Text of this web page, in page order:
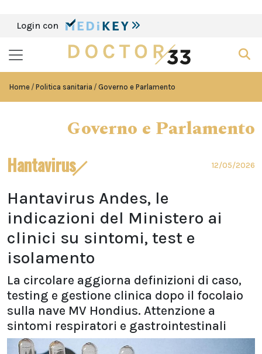
Login con
Home Politica sanitaria Governo e Parlamento
Governo e Parlamento
Hantavirus 12/05/2026
Hantavirus Andes, le
indicazioni del Ministero ai
clinici su sintomi, test e
isolamento
La circolare aggiorna definizioni di caso,
testing e gestione clinica dopo il focolaio
sulla nave MV Hondius. Attenzione a
sintomi respiratori e gastrointestinali